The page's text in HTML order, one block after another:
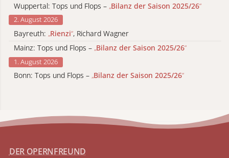
Wuppertal: Tops und Flops – „Bilanz der Saison 2025/26“
2. August 2026
Bayreuth: „Rienzi“, Richard Wagner
Mainz: Tops und Flops – „Bilanz der Saison 2025/26“
1. August 2026
Bonn: Tops und Flops – „Bilanz der Saison 2025/26“
DER OPERNFREUND